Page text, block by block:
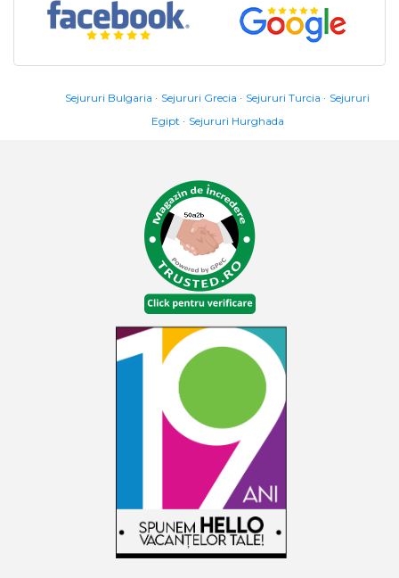
Sejururi Bulgaria Sejururi Grecia Sejururi Turcia
Sejururi
Egipt
Sejururi Hurghada